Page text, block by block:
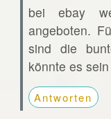
bei ebay
angeboten.
sind die
könnte es sein
Antworten